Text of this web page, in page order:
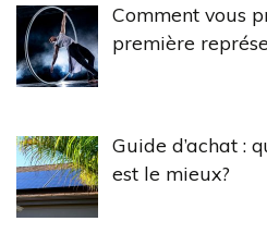
Comment vous
première
Guide d’achat :
est le mieux?